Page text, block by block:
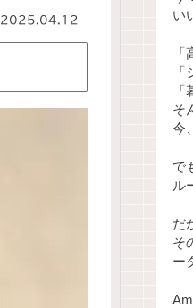
2025.04.12
い
そ
今
で
ル
だ
そ
ー